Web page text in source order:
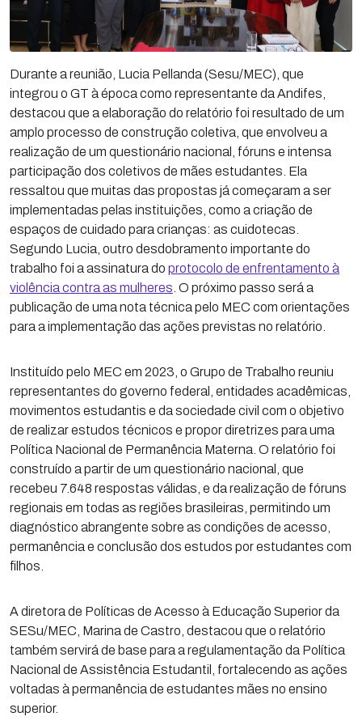
Durante a reunião, Lucia Pellanda (Sesu/MEC), que
integrou o GT à época como representante da Andifes,
destacou que a elaboração do relatório foi resultado de um
amplo processo de construção coletiva, que envolveu a
realização de um questionário nacional, fóruns e intensa
participação dos coletivos de mães estudantes. Ela
ressaltou que muitas das propostas já começaram a ser
implementadas pelas instituições, como a criação de
espaços de cuidado para crianças: as cuidotecas.
Segundo Lucia, outro desdobramento importante do
trabalho foi a assinatura do protocolo de enfrentamento à
violência contra as mulheres . O próximo passo será a
publicação de uma nota técnica pelo MEC com orientações
para a implementação das ações previstas no relatório.
Instituído pelo MEC em 2023, o Grupo de Trabalho reuniu
representantes do governo federal, entidades acadêmicas,
movimentos estudantis e da sociedade civil com o objetivo
de realizar estudos técnicos e propor diretrizes para uma
Política Nacional de Permanência Materna. O relatório foi
construído a partir de um questionário nacional, que
recebeu 7.648 respostas válidas, e da realização de fóruns
regionais em todas as regiões brasileiras, permitindo um
diagnóstico abrangente sobre as condições de acesso,
permanência e conclusão dos estudos por estudantes com
filhos.
A diretora de Políticas de Acesso à Educação Superior da
SESu/MEC, Marina de Castro, destacou que o relatório
também servirá de base para a regulamentação da Política
Nacional de Assistência Estudantil, fortalecendo as ações
voltadas à permanência de estudantes mães no ensino
superior.